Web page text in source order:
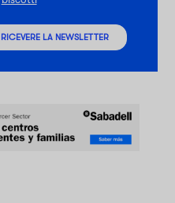
RICEVERE LA NEWSLETTER